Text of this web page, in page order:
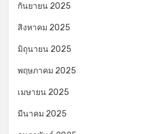
กันยายน 2025
สิงหาคม 2025
มิถุนายน 2025
พฤษภาคม 2025
เมษายน 2025
มีนาคม 2025